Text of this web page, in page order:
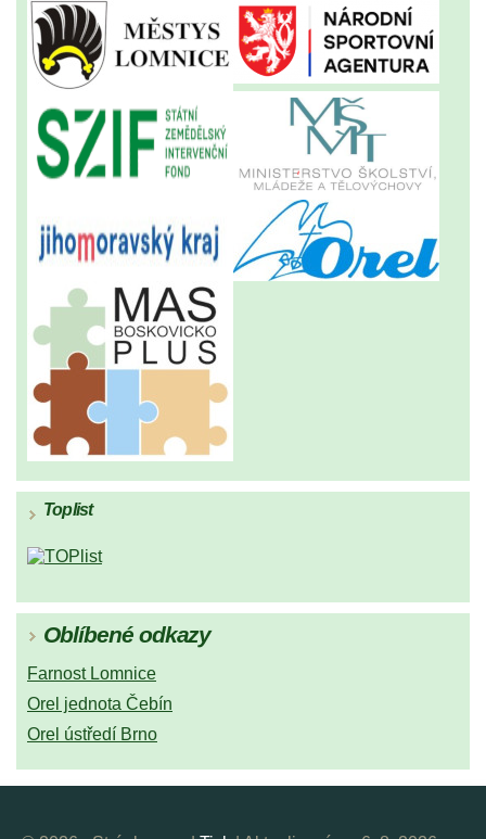
Toplist
Oblíbené odkazy
Farnost Lomnice
Orel jednota Čebín
Orel ústředí Brno